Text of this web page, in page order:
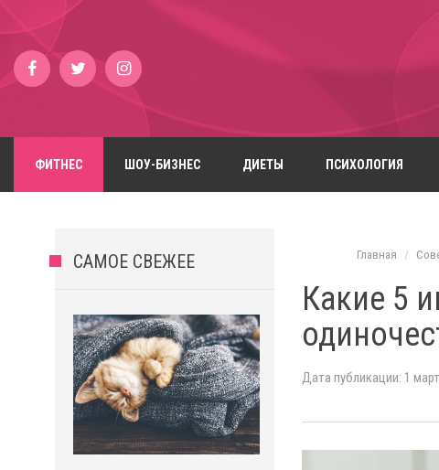
ФИТНЕС ШОУ-БИЗНЕС ДИЕТЫ ПСИХОЛОГИЯ
САМОЕ СВЕЖЕЕ Главная
Какие 5
Дата публикации: 1